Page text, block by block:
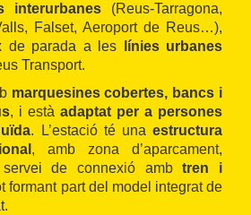
interurbanes (Reus‑Tarragona,
Falset, Aeroport de Reus…),
de parada a les
línies urbanes
Transport.
marquesines cobertes, bancs i
, i està adaptat per a persones
. L’estació té unaestructura
, amb zona d’aparcament,
de connexió ambtren i
formant part del model integrat de